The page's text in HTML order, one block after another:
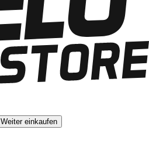
Weiter einkaufen